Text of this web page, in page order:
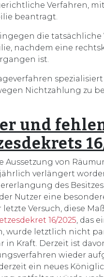
Verfahren,
beantragt.
die tatsächliche
nachdem eine
ist.
Nichtzahlung zu
und
Aussetzung von
verlängert
des
Nutzer eine
Versuch, diese
16/2025, das
wurde letztlich nicht
Kraft. Derzeit ist
wieder
ein neues